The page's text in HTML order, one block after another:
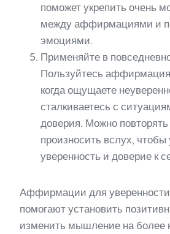
поможет укрепить очень
между аффирмациями и
эмоциями.
Применяйте в
Пользуйтесь
когда ощущаете
сталкиваетесь с
доверия. Можно
произносить вслух, чтобы
уверенность и доверие к
Аффирмации для
помогают установить
изменить мышление на более